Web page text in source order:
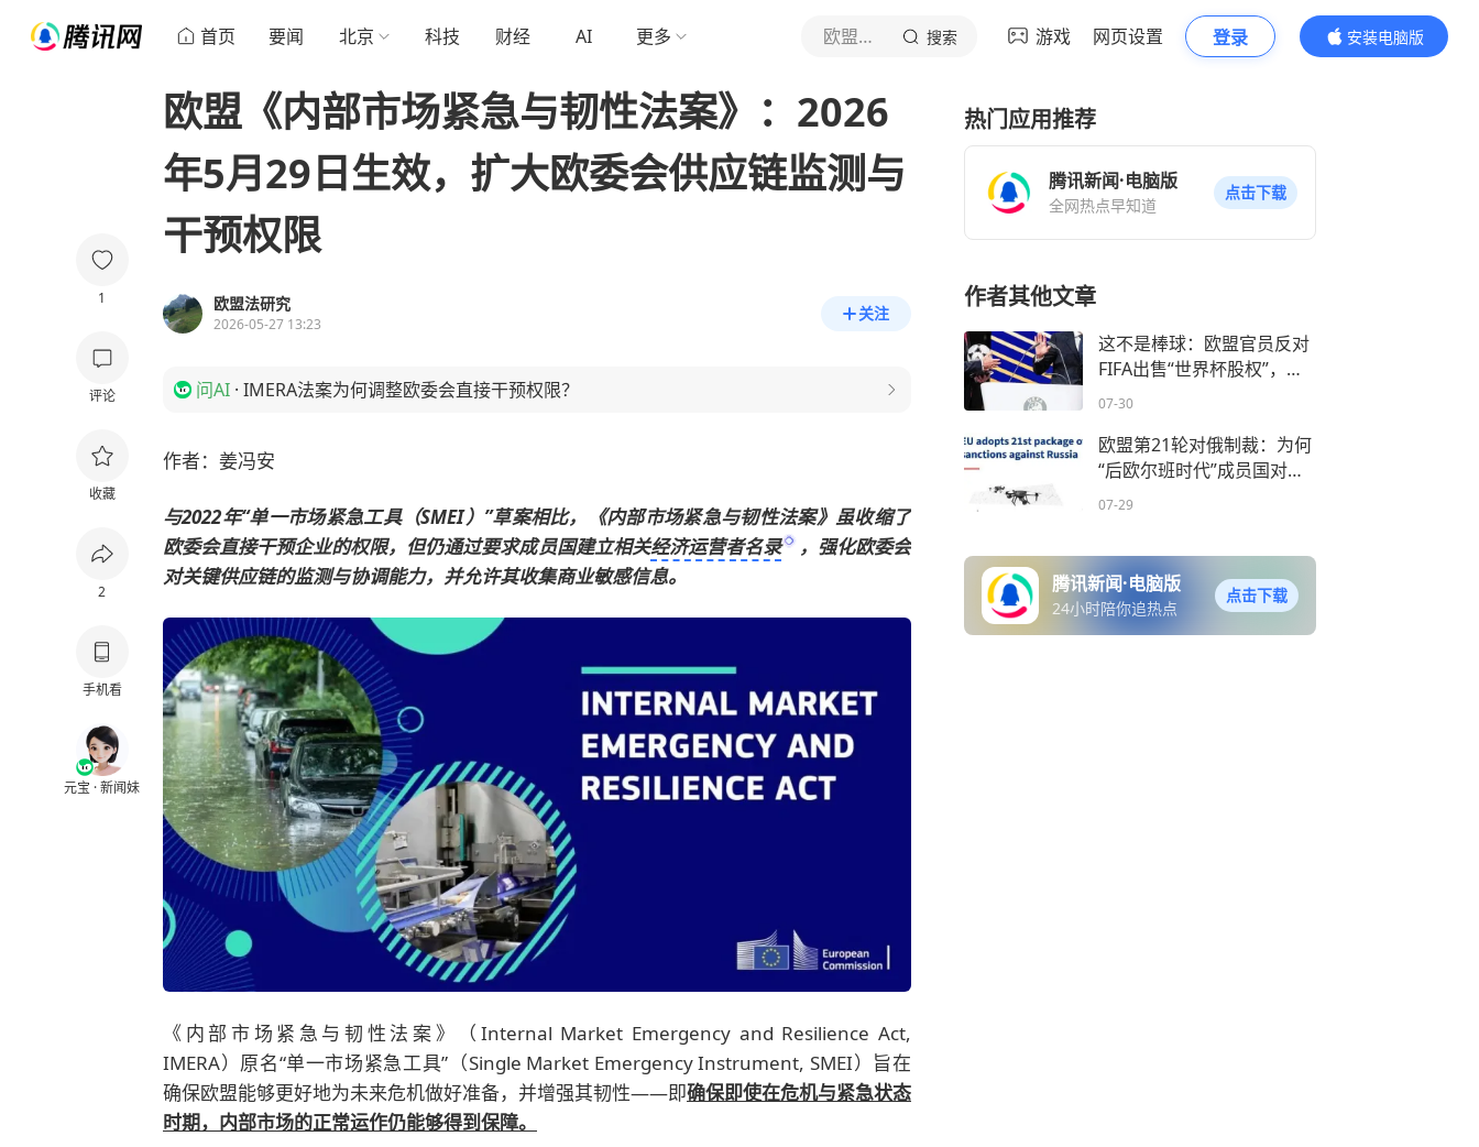
首页 要闻 北京 科技 财经 AI 更多 欧盟法研究 搜索 游戏 网页设置 登录
安装电脑版
内容更精彩
1
评论
收藏
2
手机看
元宝 · 新闻妹
欧盟《内部市场紧急与韧性法案》：2026
年5月29日生效，扩大欧委会供应链监测与
干预权限
欧盟法研究
2026-05-27 13:23
关注
问AI · IMERA法案为何调整欧委会直接干预权限？
作者：姜冯安
与2022年“单一市场紧急工具（SMEI）”草案相比，《内部市场紧急与韧性法案》虽收缩了
欧委会直接干预企业的权限，但仍通过要求成员国建立相关经济运营者名录
，强化欧委会
对关键供应链的监测与协调能力，并允许其收集商业敏感信息。
《内部市场紧急与韧性法案》（Internal Market Emergency and Resilience Act,
IMERA）原名“单一市场紧急工具”（Single Market Emergency Instrument, SMEI）旨在
确保欧盟能够更好地为未来危机做好准备，并增强其韧性——即确保即使在危机与紧急状态
时期，内部市场的正常运作仍能够得到保障。
热门应用推荐
腾讯新闻·电脑版
全网热点早知道
点击下载
作者其他文章
这不是棒球：欧盟官员反对
FIFA出售“世界杯股权”，或
启动竞争法审查
07-30
欧盟第21轮对俄制裁：为何
“后欧尔班时代”成员国对俄
仍难以达成一致？
07-29
腾讯新闻·电脑版
24小时陪你追热点
点击下载